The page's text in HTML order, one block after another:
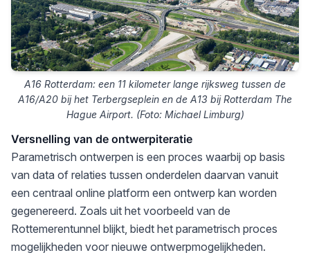
A16 Rotterdam: een 11 kilometer lange rijksweg tussen de
A16/A20 bij het Terbergseplein en de A13 bij Rotterdam The
Hague Airport. (Foto: Michael Limburg)
Versnelling van de ontwerpiteratie
Parametrisch ontwerpen is een proces waarbij op basis
van data of relaties tussen onderdelen daarvan vanuit
een centraal online platform een ontwerp kan worden
gegenereerd. Zoals uit het voorbeeld van de
Rottemerentunnel blijkt, biedt het parametrisch proces
mogelijkheden voor nieuwe ontwerpmogelijkheden.